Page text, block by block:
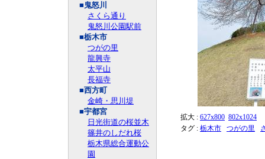
■鬼怒川
さくら通り
鬼怒川公園駅前
■栃木市
つがの里
龍興寺
太平山
長福寺
■西方町
金崎・思川堤
■宇都宮
日光街道の桜並木
篠井のしだれ桜
栃木県総合運動公
園
拡大 : 627x800 802x1024
タグ : 栃木市 つがの里